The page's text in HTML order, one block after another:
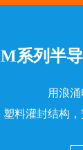
M系列半
用浪
塑料灌封结构